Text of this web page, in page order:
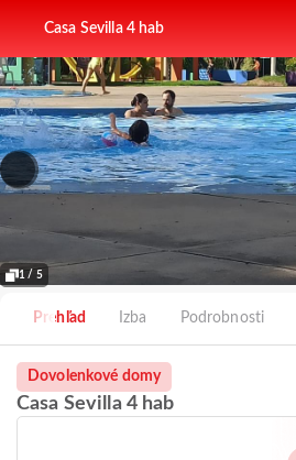
Casa Sevilla 4 hab
1 / 5
Prehľad Izba Podrobnosti
Dovolenkové domy
Casa Sevilla 4 hab